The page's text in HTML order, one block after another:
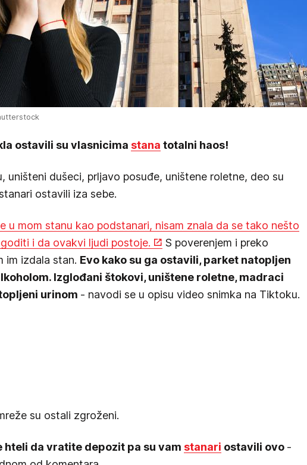
ostavili su vlasnicima stana totalni haos!
uništeni dušeci, prljavo posuđe, uništene roletne, deo su
ostavili iza sebe.
u mom stanu kao podstanari, nisam znala da se tako nešto
i da ovakvi ljudi postoje.
S poverenjem i preko
im izdala stan. Evo kako su ga ostavili, parket natopljen
Izglođani štokovi, uništene roletne, madraci
urinom - navodi se u opisu video snimka na Tiktoku.
su ostali zgroženi.
hteli da vratite depozit pa su vam stanari ostavili ovo -